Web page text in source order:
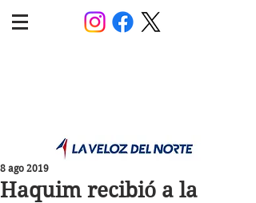
Haquim recibió a la
8 ago 2019